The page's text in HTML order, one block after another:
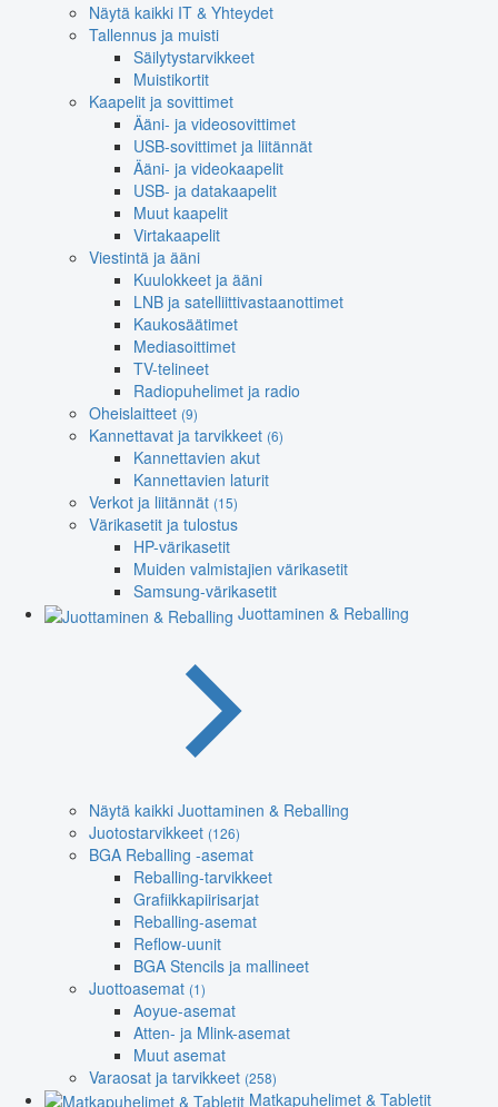
Näytä kaikki IT & Yhteydet
Tallennus ja muisti
Säilytystarvikkeet
Muistikortit
Kaapelit ja sovittimet
Ääni- ja videosovittimet
USB-sovittimet ja liitännät
Ääni- ja videokaapelit
USB- ja datakaapelit
Muut kaapelit
Virtakaapelit
Viestintä ja ääni
Kuulokkeet ja ääni
LNB ja satelliittivastaanottimet
Kaukosäätimet
Mediasoittimet
TV-telineet
Radiopuhelimet ja radio
Oheislaitteet (9)
Kannettavat ja tarvikkeet (6)
Kannettavien akut
Kannettavien laturit
Verkot ja liitännät (15)
Värikasetit ja tulostus
HP-värikasetit
Muiden valmistajien värikasetit
Samsung-värikasetit
Juottaminen & Reballing
Näytä kaikki Juottaminen & Reballing
Juotostarvikkeet (126)
BGA Reballing -asemat
Reballing-tarvikkeet
Grafiikkapiirisarjat
Reballing-asemat
Reflow-uunit
BGA Stencils ja mallineet
Juottoasemat (1)
Aoyue-asemat
Atten- ja Mlink-asemat
Muut asemat
Varaosat ja tarvikkeet (258)
Matkapuhelimet & Tabletit